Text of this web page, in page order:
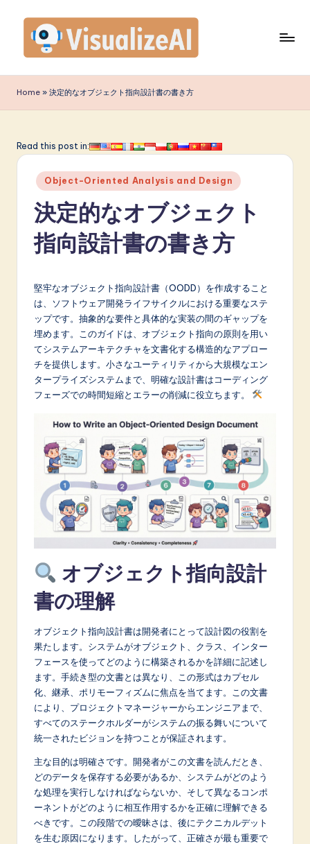
content
is
u
li
A
in
A
&
o
w
Home » 決定的なオブジェクト指向設計書の書き方
Read this post in:
Posted
in
Object-Oriented Analysis and Design
決定的なオブジェクト
指向設計書の書き方
堅牢なオブジェクト指向設計書（OODD）を作成すること
は、ソフトウェア開発ライフサイクルにおける重要なステ
ップです。抽象的な要件と具体的な実装の間のギャップを
埋めます。このガイドは、オブジェクト指向の原則を用い
てシステムアーキテクチャを文書化する構造的なアプロー
チを提供します。小さなユーティリティから大規模なエン
タープライズシステムまで、明確な設計書はコーディング
フェーズでの時間短縮とエラーの削減に役立ちます。
オブジェクト指向設計
書の理解
オブジェクト指向設計書は開発者にとって設計図の役割を
果たします。システムがオブジェクト、クラス、インター
フェースを使ってどのように構築されるかを詳細に記述し
ます。手続き型の文書とは異なり、この形式はカプセル
化、継承、ポリモーフィズムに焦点を当てます。この文書
により、プロジェクトマネージャーからエンジニアまで、
すべてのステークホルダーがシステムの振る舞いについて
統一されたビジョンを持つことが保証されます。
主な目的は明確さです。開発者がこの文書を読んだとき、
どのデータを保存する必要があるか、システムがどのよう
な処理を実行しなければならないか、そして異なるコンポ
ーネントがどのように相互作用するかを正確に理解できる
べきです。この段階での曖昧さは、後にテクニカルデット
を生む原因になります。したがって、正確さが最も重要で